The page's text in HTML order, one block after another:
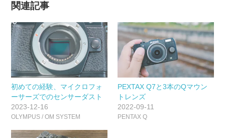
関連記事
初めての経験、マイクロフォ
ーサーズでのセンサーダスト
2023-12-16
OLYMPUS / OM SYSTEM
PEXTAX Q7と3本のQマウン
トレンズ
2022-09-11
PENTAX Q